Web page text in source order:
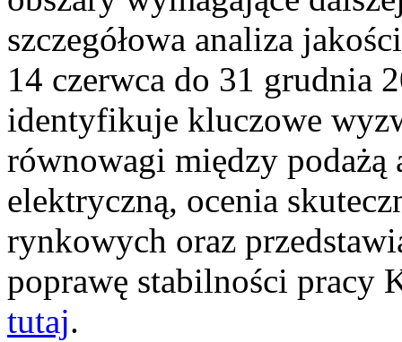
szczegółowa analiza
14 czerwca do 31 grudnia
identyfikuje kluczowe
równowagi między podażą
elektryczną, ocenia
rynkowych oraz
poprawę stabilności pracy
tutaj.